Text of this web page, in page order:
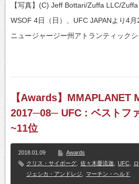
【写真】(C) Jeff Bottari/Zuffa LLC/
WSOF 4日（日）、UFC JAPANより4
ニュージャージー州アトランティック
【Awards】MMAPLANET
2017─08─ UFC : ベストフ
~11位
2018.01.09
Awards
クリス・サイボーグ
佐々木憂流迦 UFC
ジェシカ・アンドレジ
マーチン・ヘルド